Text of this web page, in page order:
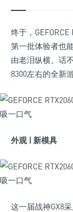
终于，
第一批体验者也
由老泪纵横。话
8300左右的全新
外观 | 新模具
这一届战神GX8